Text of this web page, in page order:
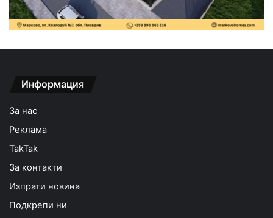
Информация
За нас
Реклама
TakTak
За контакти
Изпрати новина
Подкрепи ни